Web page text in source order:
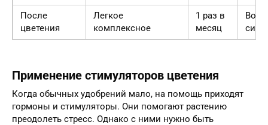
После
цветения
Легкое
комплексное
1 раз в
месяц
сил
Применение стимуляторов цветения
Когда обычных удобрений мало, на помощь приходят
гормоны и стимуляторы. Они помогают растению
преодолеть стресс. Однако с ними нужно быть